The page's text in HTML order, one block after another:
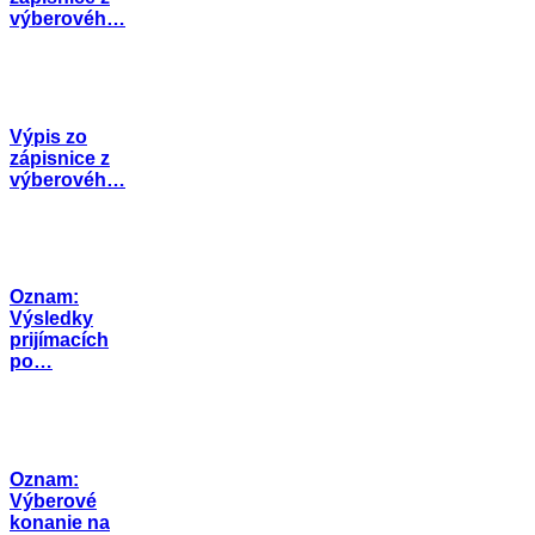
výberovéh…
Výpis zo
zápisnice z
výberovéh…
Oznam:
Výsledky
prijímacích
po…
Oznam:
Výberové
konanie na